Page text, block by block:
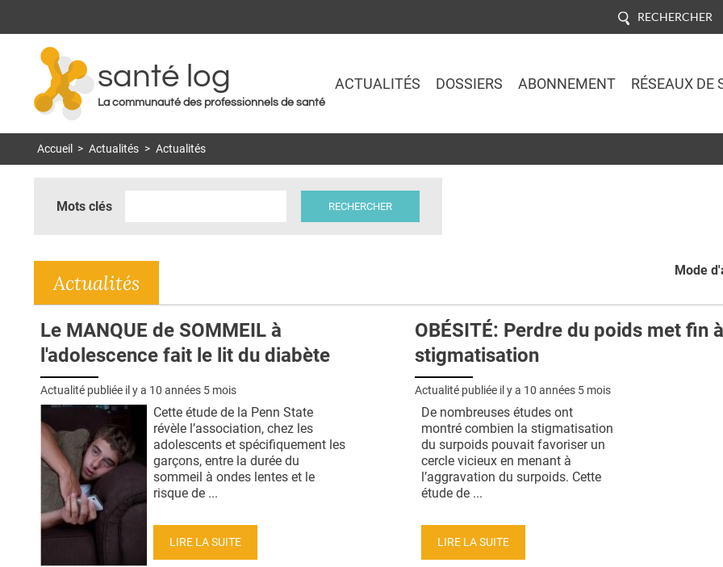
RECHERCHER
santé log
La communauté des professionnels de santé
ACTUALITÉS DOSSIERS ABONNEMENT RÉSEAUX DE
Accueil > Actualités > Actualités
Mots clés
Mode
Actualités
Le MANQUE de SOMMEIL à
l'adolescence fait le lit du diabète
Actualité publiée il y a 10 années 5 mois
Cette étude de la Penn State
révèle l’association, chez les
adolescents et spécifiquement les
garçons, entre la durée du
sommeil à ondes lentes et le
risque de ...
LIRE LA SUITE
OBÉSITÉ: Perdre du poids met fin
stigmatisation
Actualité publiée il y a 10 années 5 mois
De nombreuses études ont
montré combien la stigmatisation
du surpoids pouvait favoriser un
cercle vicieux en menant à
l’aggravation du surpoids. Cette
étude de ...
LIRE LA SUITE